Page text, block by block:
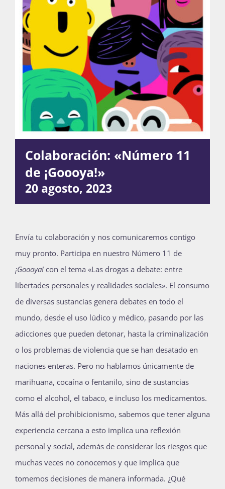
Actividades
La Boletina
Blog
Recursos
Súmate
Publicaciones
Bienvenida generación 2027-1
Colaboración: «Número 11
de ¡Goooya!»
20 agosto, 2023
Envía tu colaboración y nos comunicaremos contigo
muy pronto. Participa en nuestro Número 11 de
¡Goooya! con el tema «Las drogas a debate: entre
libertades personales y realidades sociales». El consumo
de diversas sustancias genera debates en todo el
mundo, desde el uso lúdico y médico, pasando por las
adicciones que pueden detonar, hasta la criminalización
o los problemas de violencia que se han desatado en
naciones enteras. Pero no hablamos únicamente de
marihuana, cocaína o fentanilo, sino de sustancias
como el alcohol, el tabaco, e incluso los medicamentos.
Más allá del prohibicionismo, sabemos que tener alguna
experiencia cercana a esto implica una reflexión
personal y social, además de considerar los riesgos que
muchas veces no conocemos y que implica que
tomemos decisiones de manera informada. ¿Qué